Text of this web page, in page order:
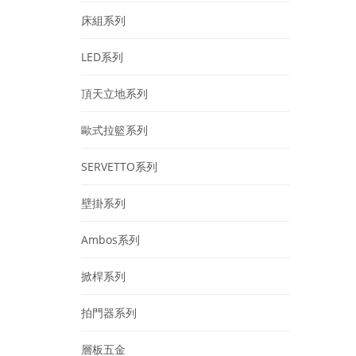
床組系列
LED系列
頂天立地系列
歐式拉籃系列
SERVETTO系列
壁掛系列
Ambos系列
掀桿系列
拍門器系列
層板五金